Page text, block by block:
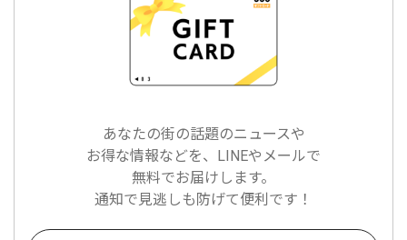
あなたの街の話題のニュースや
お得な情報などを、LINEやメールで
無料でお届けします。
通知で見逃しも防げて便利です！